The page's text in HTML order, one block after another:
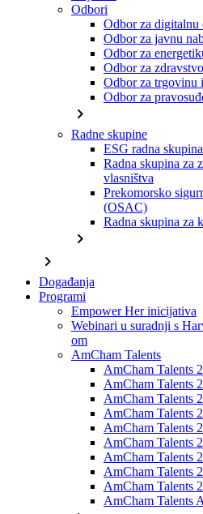
Odbori
Odbor za digitalnu
Odbor za javnu
Odbor za
Odbor za zdravstvo
Odbor za trgovinu
Odbor za
chevron_right
Radne skupine
ESG radna skupina
Radna skupina za
vlasništva
Prekomorsko
(OSAC)
Radna skupina za
chevron_right
chevron_right
Događanja
Programi
Empower Her inicijativa
Webinari u suradnji s
om
AmCham Talents
AmCham Talents
AmCham Talents
AmCham Talents
AmCham Talents
AmCham Talents
AmCham Talents
AmCham Talents
AmCham Talents
AmCham Talents
AmCham Talents